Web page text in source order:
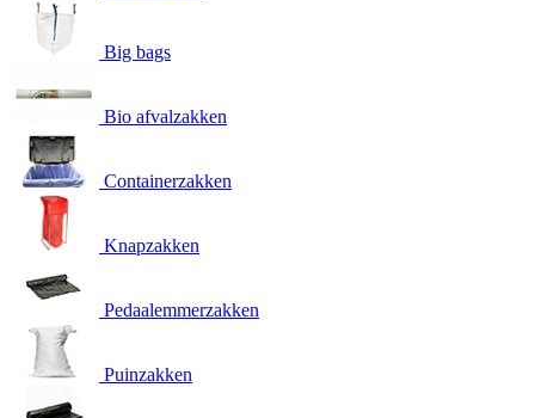
Big bags
Bio afvalzakken
Containerzakken
Knapzakken
Pedaalemmerzakken
Puinzakken